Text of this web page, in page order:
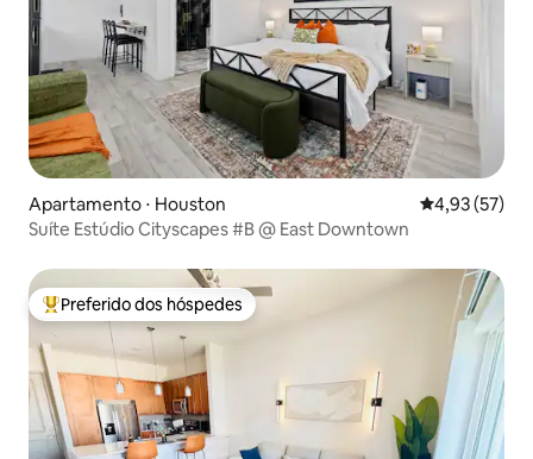
Apartamento ⋅ Houston 4,93 de uma
4,93 (57)
Suíte Estúdio Cityscapes #B @ East Downtown
Entre os melhores preferidos dos hóspedes
Preferido dos hóspedes